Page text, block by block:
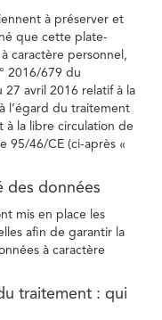
à préserver et
que cette plate-
caractère personnel,
2016/679 du
avril 2016 relatif à la
l’égard du traitement
à la libre circulation de
95/46/CE (ci-après «
des données
mis en place les
afin de garantir la
à caractère
traitement : qui